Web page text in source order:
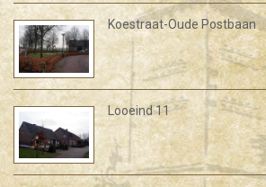
Koestraat-Oude Postbaan
Looeind 11